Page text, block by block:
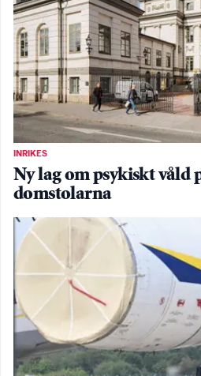
INRIKES
Ny lag om psykiskt våld
domstolarna